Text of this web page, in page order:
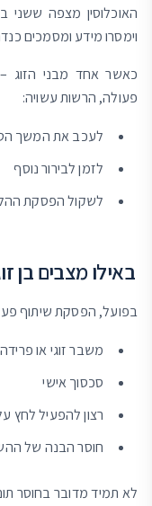
האוכלוסין מצפה ששני
וימסרו מידע ומסמכים
כאשר אחד מבני הזוג
פעולה, הרשות עשויה:
לעכב את המשך
לזמן לבירור נוסף
לשקול הפסקת
באילו מצבים בן
בפועל, הפסקת שיתוף
משבר זוגי או פרידה
סכסוך אישי
רצון להפעיל לחץ
חוסר הבנה של
לא תמיד מדובר בחוסר